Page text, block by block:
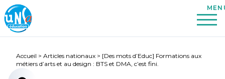
Accueil > Articles nationaux > [Des mots d’Educ] Formations aux
métiers d’arts et au design : BTS et DMA, c’est fini.